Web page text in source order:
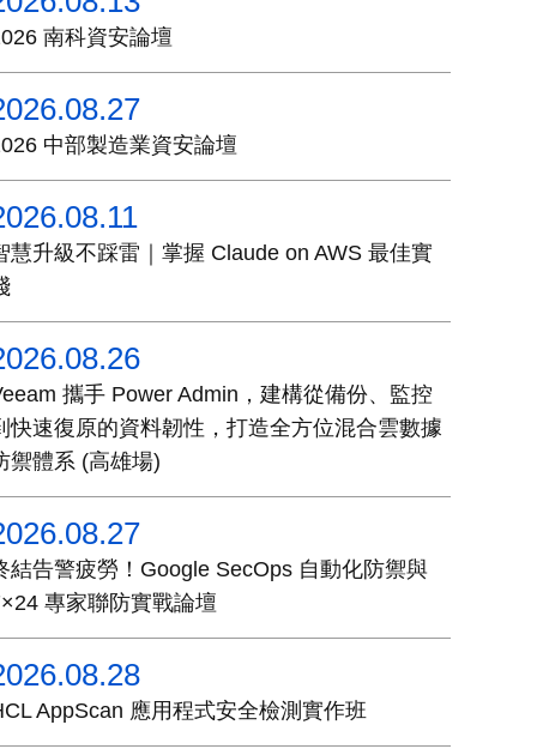
南科資安論壇
中部製造業資安論壇
慧升級不踩雷｜掌握 Claude on AWS 最佳實
攜手 Power Admin，建構從備份、監控
快速復原的資料韌性，打造全方位混合雲數據
禦體系 (高雄場)
結告警疲勞！Google SecOps 自動化防禦與
專家聯防實戰論壇
AppScan 應用程式安全檢測實作班